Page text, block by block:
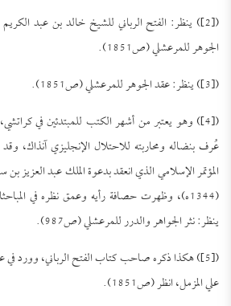
الجوهر للمرعشلي (ص1851).
([3]) ينظر: عقد الجوهر للمرعشلي (ص1851).
([4]) وهو يعتبر من أشهر الكتب للمبتدئين في
عُرف بنضاله ومحاربته للاحتلال الإنجليزي آنذاك،
المؤتمر الإسلامي الذي انعقد بدعوة الملك عبد العزيز
(1344ه)، وظهرت حصافة رأيه وعمق نظره في
ينظر: نثر الجواهر والدرر للمرعشلي (ص987).
([5]) هكذا ذكره صاحب كتاب الفتح الرباني، وورد
علي المزمل، انظر (ص1851).